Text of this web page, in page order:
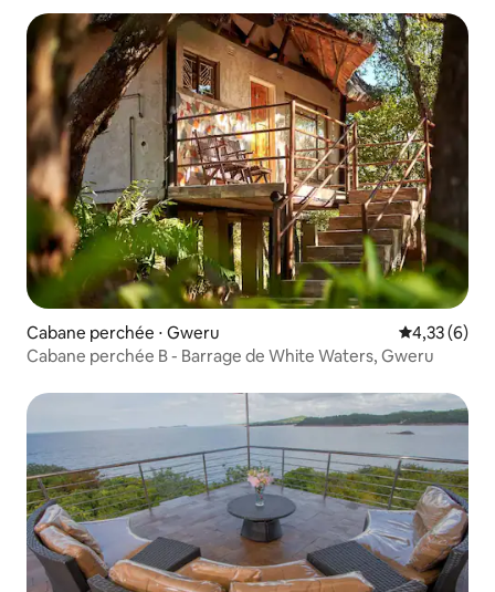
Cabane perchée ⋅ Gweru Évaluation
4,33 (6)
Cabane perchée B - Barrage de White Waters, Gweru